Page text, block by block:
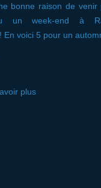
bonne raison de venir
un week-end à
En voici 5 pour un
plus